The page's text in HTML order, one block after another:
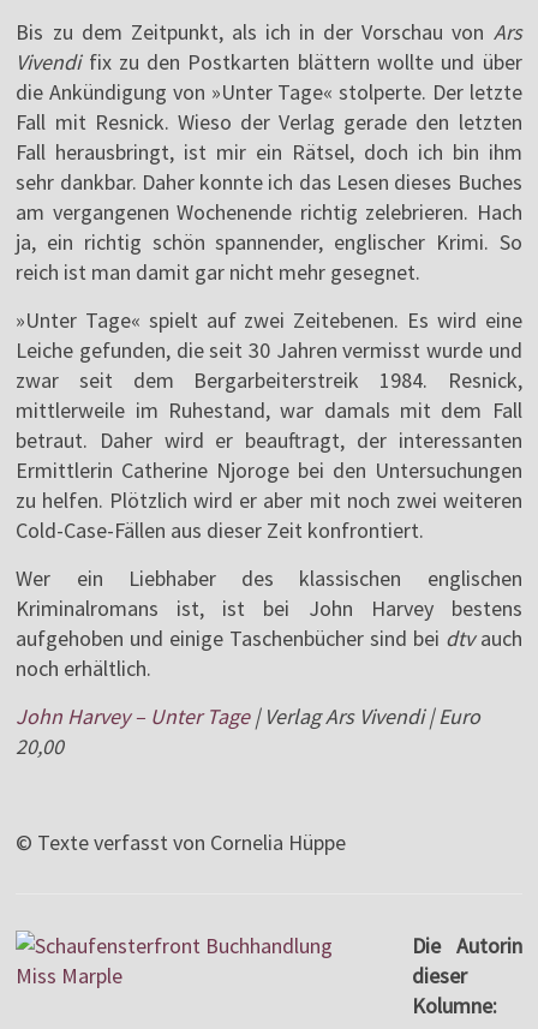
Bis zu dem Zeitpunkt, als ich in der Vorschau von Ars
Vivendifix zu den Postkarten blättern wollte und über
die Ankündigung von »Unter Tage« stolperte. Der letzte
Fall mit Resnick. Wieso der Verlag gerade den letzten
Fall herausbringt, ist mir ein Rätsel, doch ich bin ihm
sehr dankbar. Daher konnte ich das Lesen dieses Buches
am vergangenen Wochenende richtig zelebrieren. Hach
ja, ein richtig schön spannender, englischer Krimi. So
reich ist man damit gar nicht mehr gesegnet.
»Unter Tage« spielt auf zwei Zeitebenen. Es wird eine
Leiche gefunden, die seit 30 Jahren vermisst wurde und
zwar seit dem Bergarbeiterstreik 1984. Resnick,
mittlerweile im Ruhestand, war damals mit dem Fall
betraut. Daher wird er beauftragt, der interessanten
Ermittlerin Catherine Njoroge bei den Untersuchungen
zu helfen. Plötzlich wird er aber mit noch zwei weiteren
Cold-Case-Fällen aus dieser Zeit konfrontiert.
Wer ein Liebhaber des klassischen englischen
Kriminalromans ist, ist bei John Harvey bestens
aufgehoben und einige Taschenbücher sind bei dtvauch
noch erhältlich.
John Harvey – Unter Tage| Verlag Ars Vivendi | Euro
20,00
© Texte verfasst von Cornelia Hüppe
Die Autorin
dieser
Kolumne: